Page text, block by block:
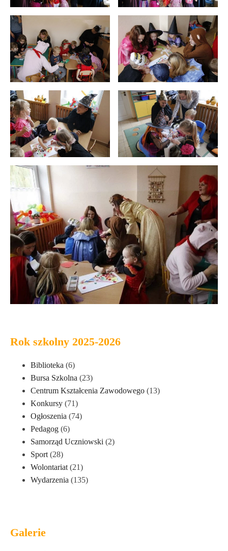
Rok szkolny 2025-2026
Biblioteka (6)
Bursa Szkolna (23)
Centrum Kształcenia Zawodowego (13)
Konkursy (71)
Ogłoszenia (74)
Pedagog (6)
Samorząd Uczniowski (2)
Sport(28)
Wolontariat(21)
Wydarzenia (135)
Galerie